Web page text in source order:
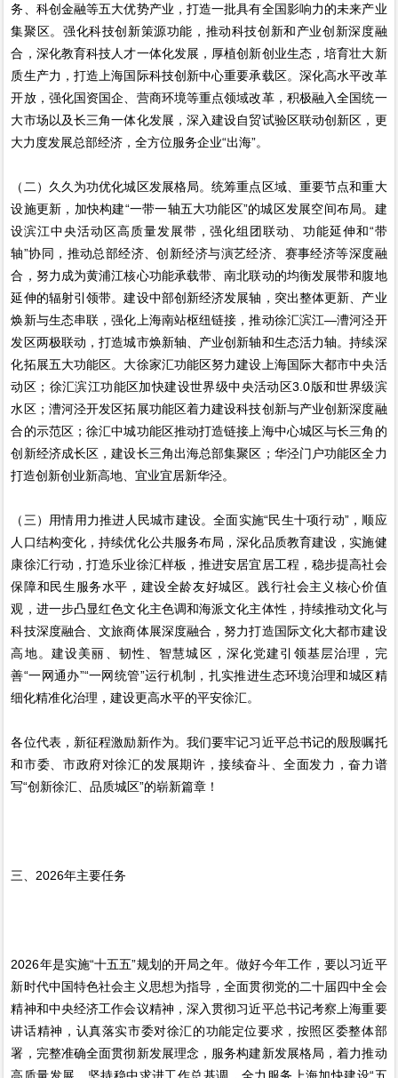
务、科创金融等五大优势产业，打造一批具有全国影响力的未来产业
集聚区。强化科技创新策源功能，推动科技创新和产业创新深度融
合，深化教育科技人才一体化发展，厚植创新创业生态，培育壮大新
质生产力，打造上海国际科技创新中心重要承载区。深化高水平改革
开放，强化国资国企、营商环境等重点领域改革，积极融入全国统一
大市场以及长三角一体化发展，深入建设自贸试验区联动创新区，更
大力度发展总部经济，全方位服务企业“出海”。
（二）久久为功优化城区发展格局。统筹重点区域、重要节点和重大
设施更新，加快构建“一带一轴五大功能区”的城区发展空间布局。建
设滨江中央活动区高质量发展带，强化组团联动、功能延伸和“带
轴”协同，推动总部经济、创新经济与演艺经济、赛事经济等深度融
合，努力成为黄浦江核心功能承载带、南北联动的均衡发展带和腹地
延伸的辐射引领带。建设中部创新经济发展轴，突出整体更新、产业
焕新与生态串联，强化上海南站枢纽链接，推动徐汇滨江—漕河泾开
发区两极联动，打造城市焕新轴、产业创新轴和生态活力轴。持续深
化拓展五大功能区。大徐家汇功能区努力建设上海国际大都市中央活
动区；徐汇滨江功能区加快建设世界级中央活动区3.0版和世界级滨
水区；漕河泾开发区拓展功能区着力建设科技创新与产业创新深度融
合的示范区；徐汇中城功能区推动打造链接上海中心城区与长三角的
创新经济成长区，建设长三角出海总部集聚区；华泾门户功能区全力
打造创新创业新高地、宜业宜居新华泾。
（三）用情用力推进人民城市建设。全面实施“民生十项行动”，顺应
人口结构变化，持续优化公共服务布局，深化品质教育建设，实施健
康徐汇行动，打造乐业徐汇样板，推进安居宜居工程，稳步提高社会
保障和民生服务水平，建设全龄友好城区。践行社会主义核心价值
观，进一步凸显红色文化主色调和海派文化主体性，持续推动文化与
科技深度融合、文旅商体展深度融合，努力打造国际文化大都市建设
高地。建设美丽、韧性、智慧城区，深化党建引领基层治理，完
善“一网通办”“一网统管”运行机制，扎实推进生态环境治理和城区精
细化精准化治理，建设更高水平的平安徐汇。
各位代表，新征程激励新作为。我们要牢记习近平总书记的殷殷嘱托
和市委、市政府对徐汇的发展期许，接续奋斗、全面发力，奋力谱
写“创新徐汇、品质城区”的崭新篇章！
三、2026年主要任务
2026年是实施“十五五”规划的开局之年。做好今年工作，要以习近平
新时代中国特色社会主义思想为指导，全面贯彻党的二十届四中全会
精神和中央经济工作会议精神，深入贯彻习近平总书记考察上海重要
讲话精神，认真落实市委对徐汇的功能定位要求，按照区委整体部
署，完整准确全面贯彻新发展理念，服务构建新发展格局，着力推动